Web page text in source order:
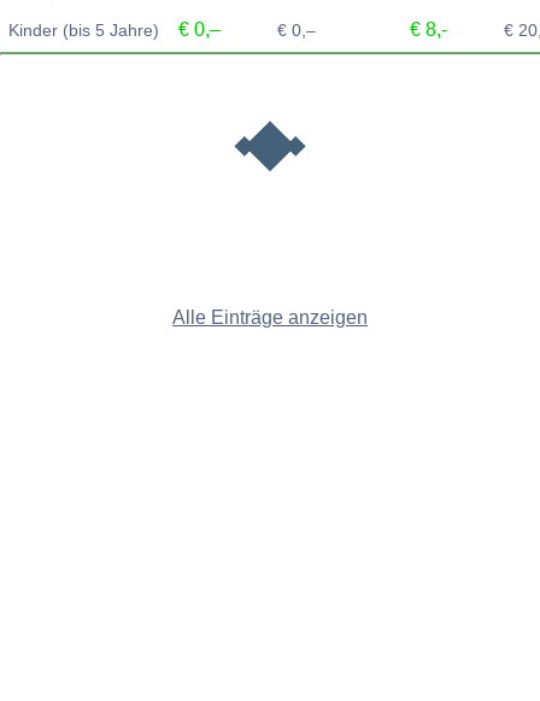
Kinder (bis 5 Jahre) € 0,– € 0,– € 8,- €
Alle Einträge anzeigen